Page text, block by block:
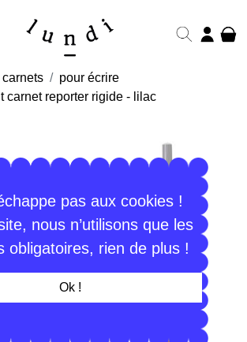
pas aux cookies !
nous n’utilisons que les
obligatoires, rien de plus !
Ok !
carnets
pour écrire
carnet reporter rigide - lilac